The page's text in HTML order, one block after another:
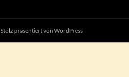
Stolz präsentiert von WordPress